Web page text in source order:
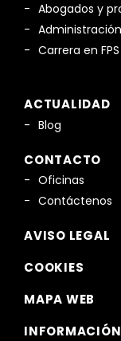
Abogados y
Administración
Carrera en FPS
ACTUALIDAD
Blog
CONTACTO
Oficinas
Contáctenos
AVISO LEGAL
COOKIES
MAPA WEB